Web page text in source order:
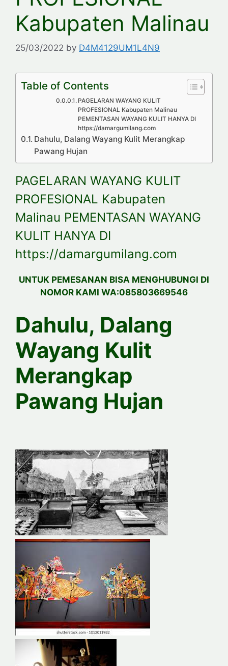
Kabupaten Malinau
25/03/2022 by D4M4129UM1L4N9
Table of Contents
PAGELARAN WAYANG KULIT
PROFESIONAL Kabupaten Malinau
PEMENTASAN WAYANG KULIT HANYA DI
https://damargumilang.com
Dahulu, Dalang Wayang Kulit Merangkap
Pawang Hujan
PAGELARAN WAYANG KULIT
PROFESIONAL Kabupaten
Malinau PEMENTASAN WAYANG
KULIT HANYA DI
https://damargumilang.com
UNTUK PEMESANAN BISA MENGHUBUNGI DI
NOMOR KAMI WA:085803669546
Dahulu, Dalang
Wayang Kulit
Merangkap
Pawang Hujan